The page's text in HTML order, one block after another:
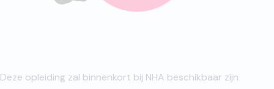
Deze opleiding zal binnenkort bij NHA beschikbaar zijn